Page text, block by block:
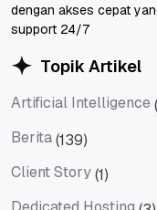
dengan akses cepat
support 24/7
Topik Artikel
Artificial Intelligence
Berita(139)
Client Story(1)